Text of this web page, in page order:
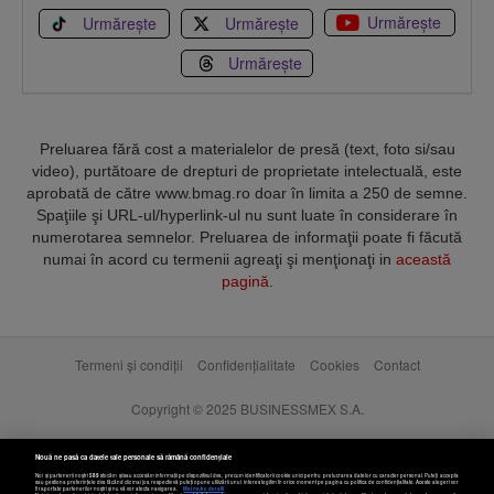
Urmărește Urmărește
Urmărește
Urmărește
Preluarea fără cost a materialelor de presă (text, foto si/sau
video), purtătoare de drepturi de proprietate intelectuală, este
aprobată de către www.bmag.ro doar în limita a 250 de semne.
Spaţiile şi URL-ul/hyperlink-ul nu sunt luate în considerare în
numerotarea semnelor. Preluarea de informaţii poate fi făcută
numai în acord cu termenii agreaţi şi menţionaţi in această
pagină.
Termeni și condiții Confidențialitate Cookies Contact
Copyright © 2025 BUSINESSMEX S.A.
Nouă ne pasă ca datele tale personale să rămână confidențiale
Noi și partenerii noștri589stocăm și/sau accesăm informații pe dispozitivul dvs., precum identificatorii cookie unici pentru prelucrarea datelor cu caracter personal. Puteți accepta
sau gestiona preferințele dvs. făcând clic mai jos, respectiv vă puteți opune utilizării unui interes legitim în orice moment pe pagina cu politica de confidențialitate. Aceste alegeri vor
fi raportate partenerilor noștri și nu vă vor afecta navigarea.
Mai multe detalii